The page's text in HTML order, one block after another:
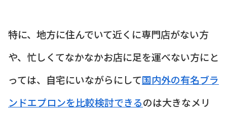
特に、地方に住んでいて近くに専門店がない方
や、忙しくてなかなかお店に足を運べない方にと
っては、自宅にいながらにして国内外の有名ブラ
ンドエプロンを比較検討できるのは大きなメリ